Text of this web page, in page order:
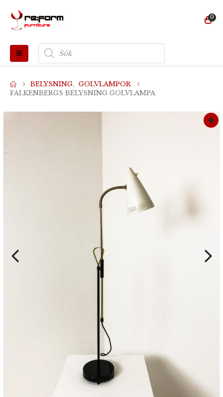
0
Produktsökning
BELYSNING, GOLVLAMPOR
FALKENBERGS BELYSNING GOLVLAMPA